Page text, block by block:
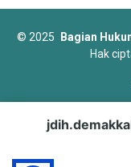
© 2025
Bagian
Hak